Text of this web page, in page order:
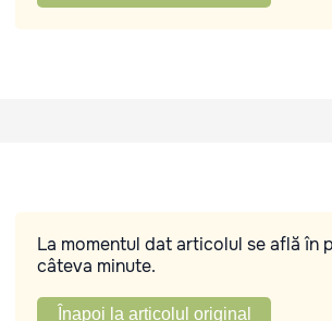
La momentul dat articolul se află în
câteva minute.
Înapoi la articolul original